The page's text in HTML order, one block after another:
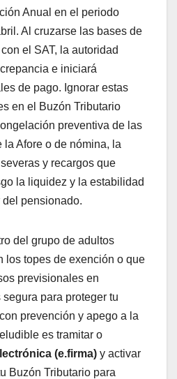
Anual en el periodo
Al cruzarse las bases de
el SAT, la autoridad
e iniciará
de pago. Ignorar estas
en el Buzón Tributario
preventiva de las
Afore o de nómina, la
y recargos que
la liquidez y la estabilidad
pensionado.
del grupo de adultos
los topes de exención o que
previsionales en
segura para proteger tu
prevención y apego a la
es tramitar o
(e.firma) y activar
Buzón Tributario para